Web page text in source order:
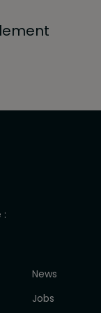
:
News
Jobs